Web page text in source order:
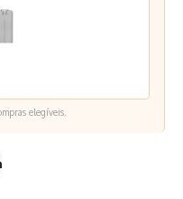
elegíveis.